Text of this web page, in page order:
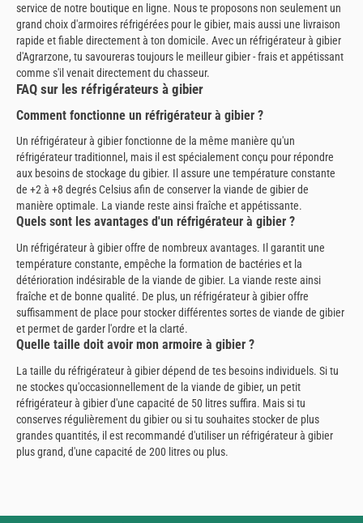
service de notre boutique en ligne. Nous te proposons non seulement un
grand choix d'armoires réfrigérées pour le gibier, mais aussi une livraison
rapide et fiable directement à ton domicile. Avec un réfrigérateur à gibier
d'Agrarzone, tu savoureras toujours le meilleur gibier - frais et appétissant
comme s'il venait directement du chasseur.
FAQ sur les réfrigérateurs à gibier
Comment fonctionne un réfrigérateur à gibier ?
Un réfrigérateur à gibier fonctionne de la même manière qu'un
réfrigérateur traditionnel, mais il est spécialement conçu pour répondre
aux besoins de stockage du gibier. Il assure une température constante
de +2 à +8 degrés Celsius afin de conserver la viande de gibier de
manière optimale. La viande reste ainsi fraîche et appétissante.
Quels sont les avantages d'un réfrigérateur à gibier ?
Un réfrigérateur à gibier offre de nombreux avantages. Il garantit une
température constante, empêche la formation de bactéries et la
détérioration indésirable de la viande de gibier. La viande reste ainsi
fraîche et de bonne qualité. De plus, un réfrigérateur à gibier offre
suffisamment de place pour stocker différentes sortes de viande de gibier
et permet de garder l'ordre et la clarté.
Quelle taille doit avoir mon armoire à gibier ?
La taille du réfrigérateur à gibier dépend de tes besoins individuels. Si tu
ne stockes qu'occasionnellement de la viande de gibier, un petit
réfrigérateur à gibier d'une capacité de 50 litres suffira. Mais si tu
conserves régulièrement du gibier ou si tu souhaites stocker de plus
grandes quantités, il est recommandé d'utiliser un réfrigérateur à gibier
plus grand, d'une capacité de 200 litres ou plus.